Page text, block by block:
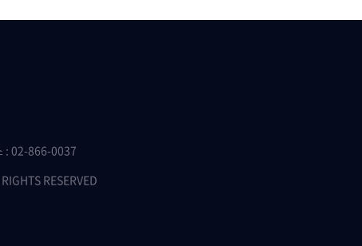
: 02-866-0037
RESERVED